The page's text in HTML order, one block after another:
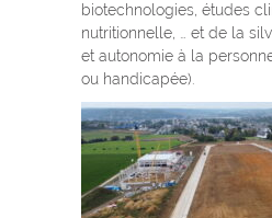
biotechnologies, études
nutritionnelle, … et de la
et autonomie à la
ou handicapée).